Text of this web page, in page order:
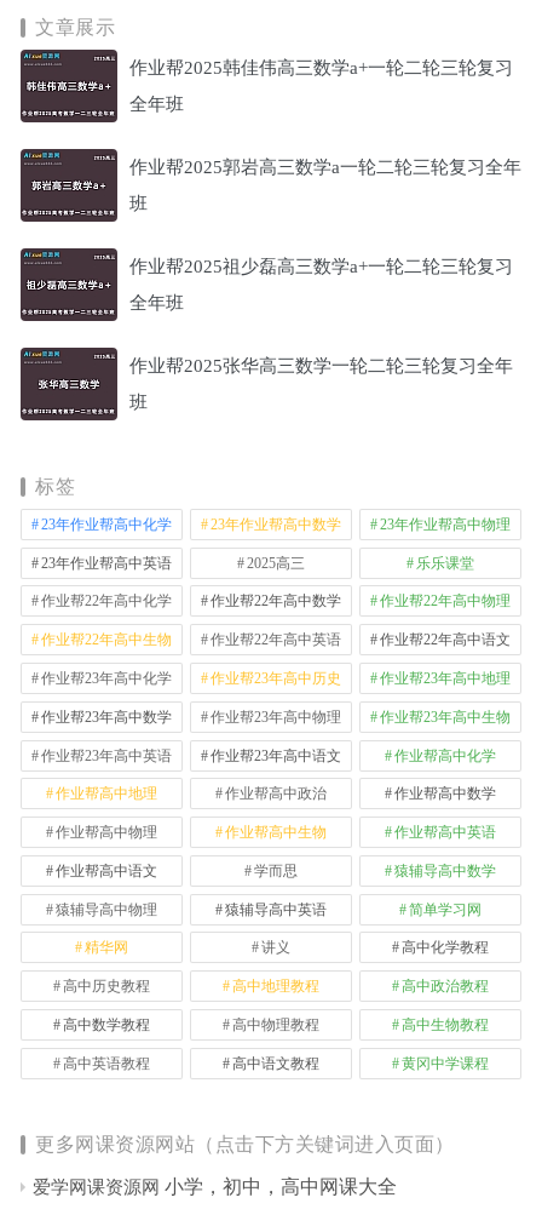
文章展示
作业帮2025韩佳伟高三数学a+一轮二轮三轮复习
全年班
作业帮2025郭岩高三数学a一轮二轮三轮复习全年
班
作业帮2025祖少磊高三数学a+一轮二轮三轮复习
全年班
作业帮2025张华高三数学一轮二轮三轮复习全年
班
标签
23年作业帮高中化学 23年作业帮高中数学 23年作业帮高中物理
23年作业帮高中英语 2025高三 乐乐课堂
作业帮22年高中化学 作业帮22年高中数学 作业帮22年高中物理
作业帮22年高中生物 作业帮22年高中英语 作业帮22年高中语文
作业帮23年高中化学 作业帮23年高中历史 作业帮23年高中地理
作业帮23年高中数学 作业帮23年高中物理 作业帮23年高中生物
作业帮23年高中英语 作业帮23年高中语文 作业帮高中化学
作业帮高中地理 作业帮高中政治 作业帮高中数学
作业帮高中物理 作业帮高中生物 作业帮高中英语
作业帮高中语文 学而思 猿辅导高中数学
猿辅导高中物理 猿辅导高中英语 简单学习网
精华网 讲义 高中化学教程
高中历史教程 高中地理教程 高中政治教程
高中数学教程 高中物理教程 高中生物教程
高中英语教程 高中语文教程 黄冈中学课程
更多网课资源网站（点击下方关键词进入页面）
爱学网课资源网 小学，初中，高中网课大全